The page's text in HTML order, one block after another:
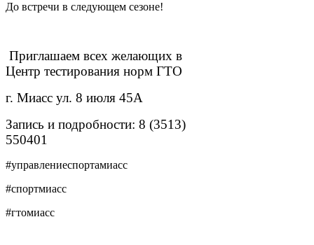
До встречи в следующем сезоне!
Приглашаем всех желающих в
Центр тестирования норм ГТО
г. Миасс ул. 8 июля 45А
Запись и подробности: 8 (3513)
550401
#управлениеспортамиасс
#спортмиасс
#гтомиасс